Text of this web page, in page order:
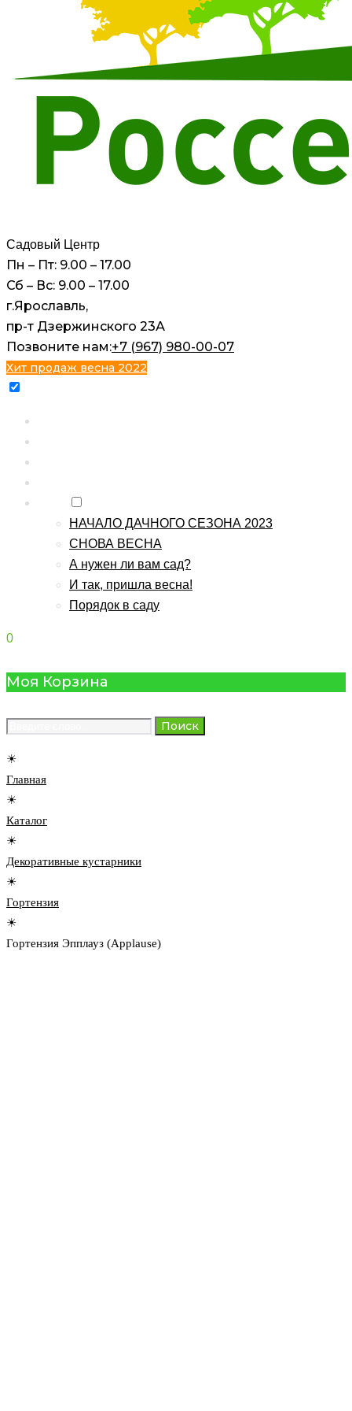
Садовый Центр
Пн – Пт: 9.00 – 17.00
Сб – Вс: 9.00 – 17.00
г.Ярославль,
пр-т Дзержинского 23А
Позвоните нам:+7 (967) 980-00-07
Хит продаж весна 2022
НАЧАЛО ДАЧНОГО СЕЗОНА 2023
СНОВА ВЕСНА
А нужен ли вам сад?
И так, пришла весна!
Порядок в саду
0
Моя Корзина
Поиск
☀
Главная
☀
Каталог
☀
Декоративные кустарники
☀
Гортензия
☀
Гортензия Эпплауз (Applause)